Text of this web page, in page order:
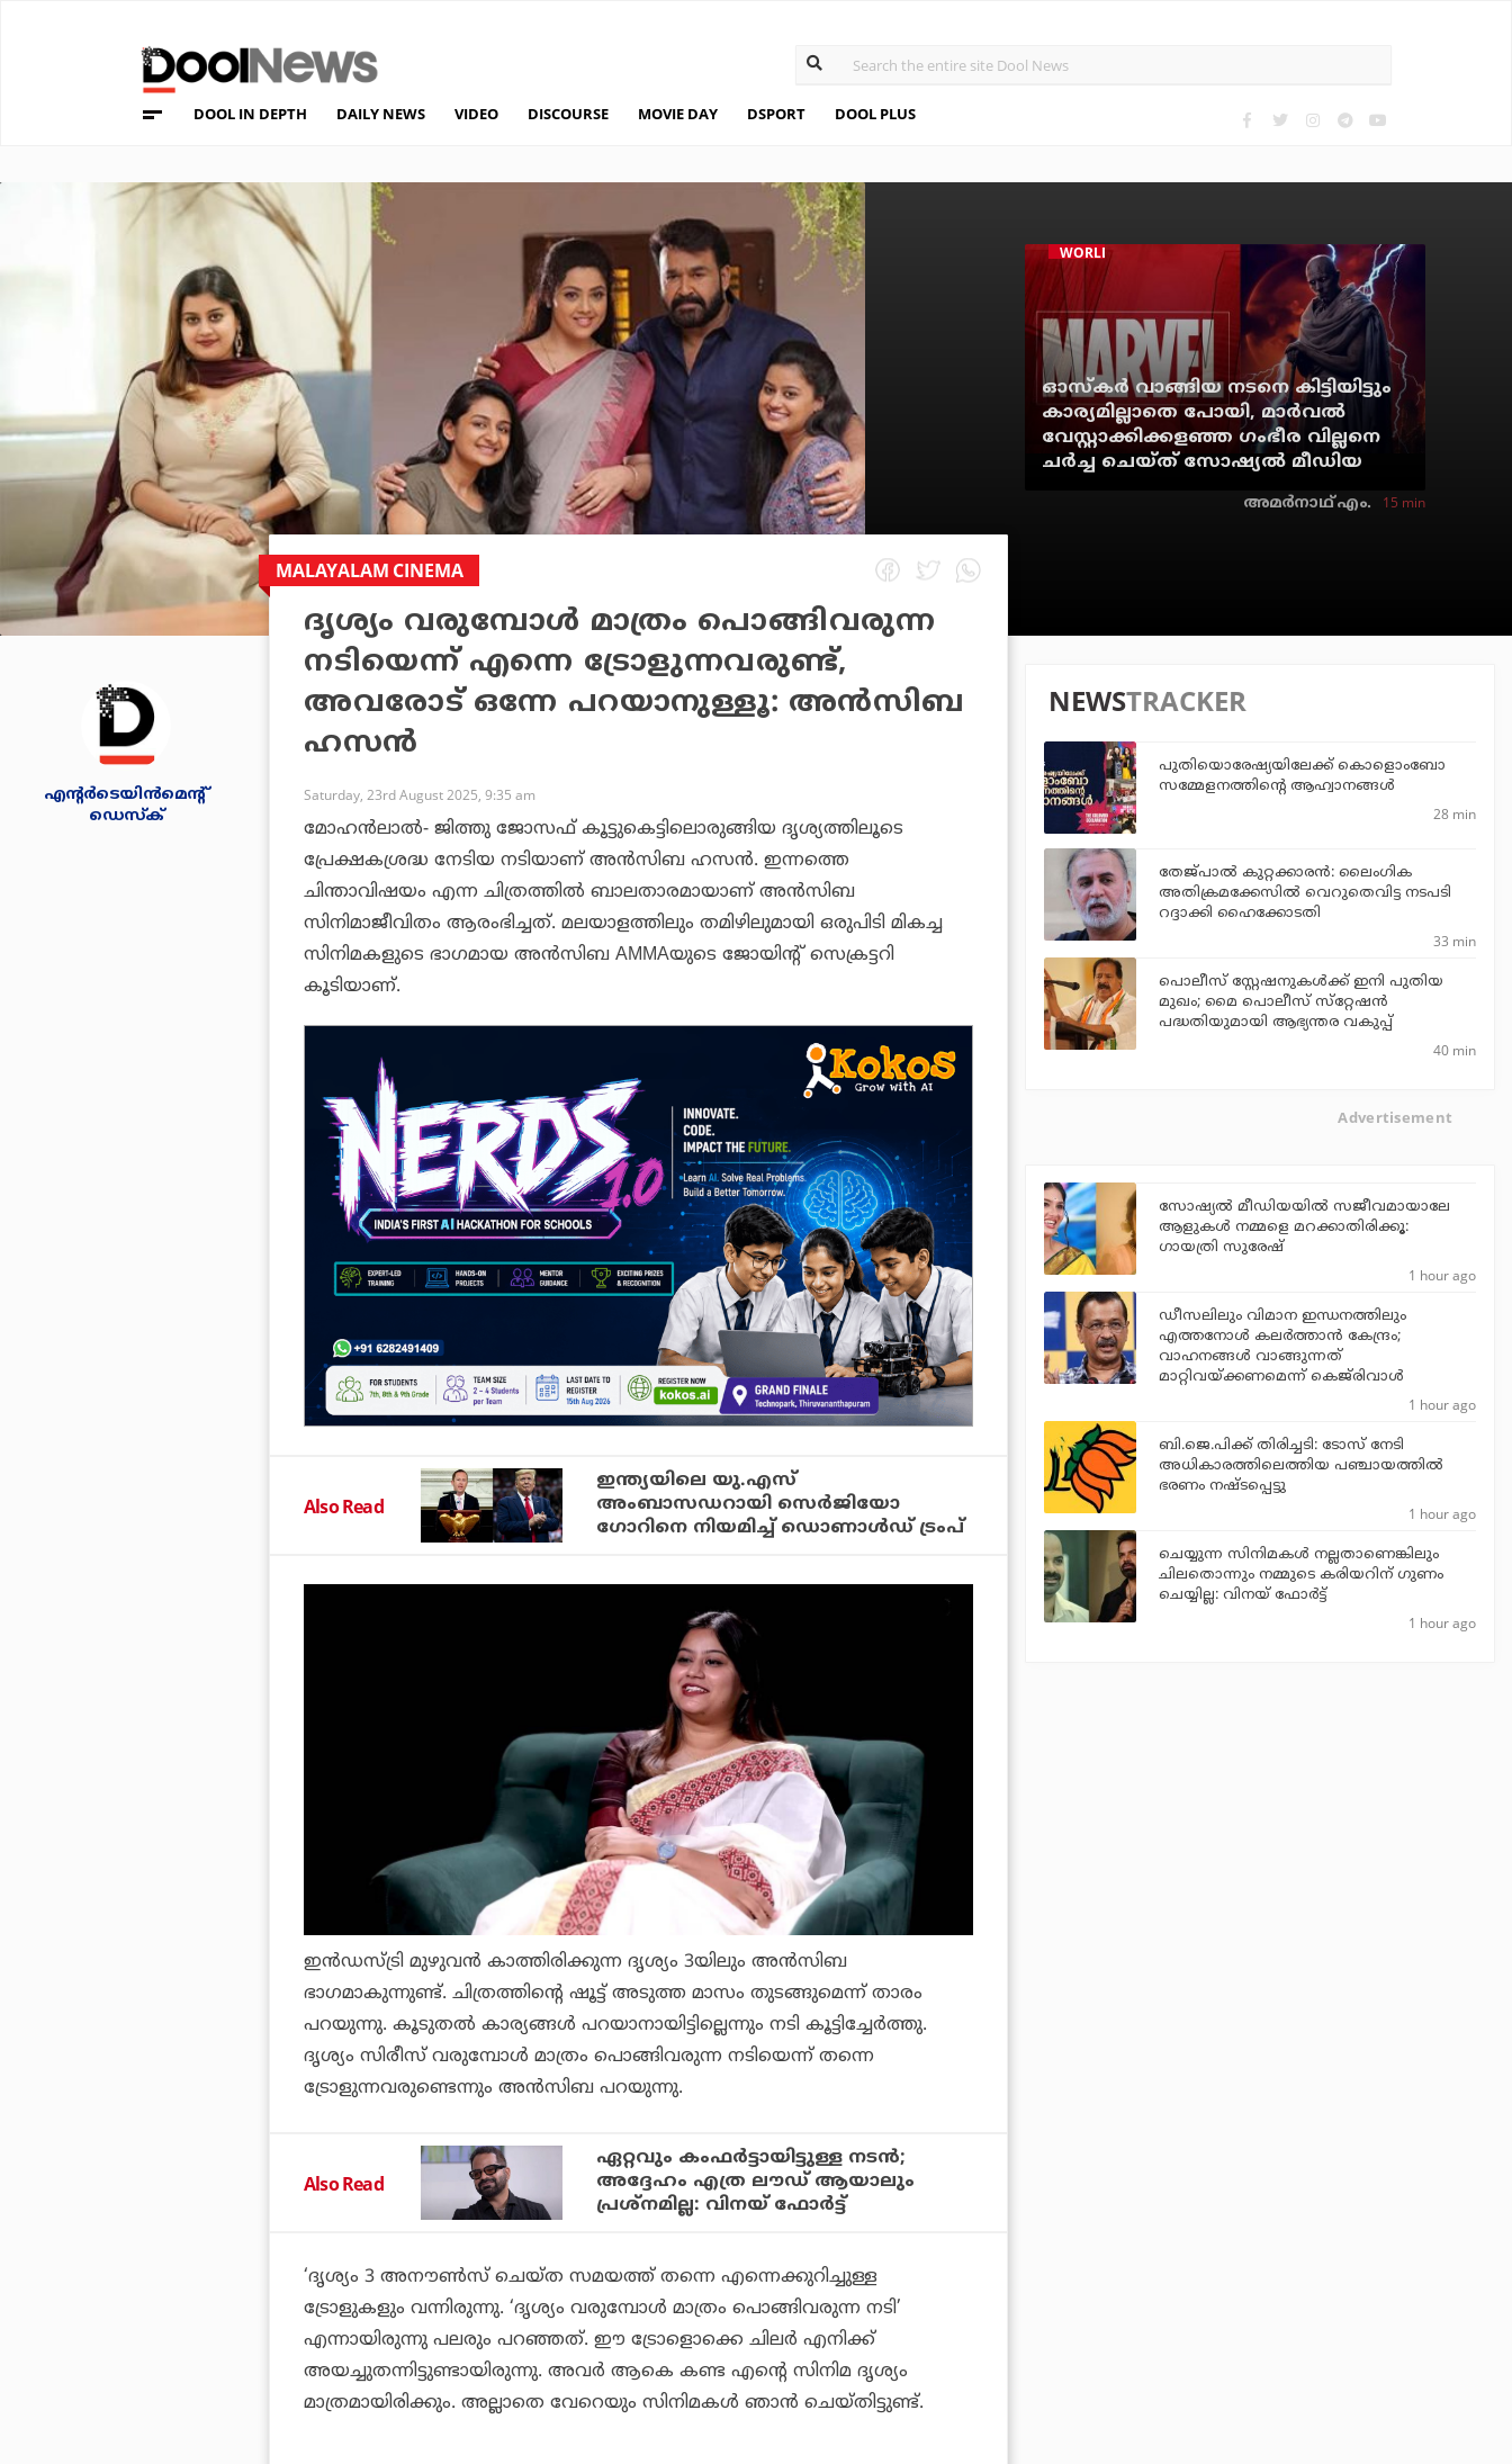
DOOL IN DEPTH DAILY NEWS VIDEO DISCOURSE MOVIE DAY DSPORT DOOL PLUS
WORLD CINEMA
ഓസ്‌കര്‍ വാങ്ങിയ നടനെ കിട്ടിയിട്ടും
കാര്യമില്ലാതെ പോയി, മാര്‍വല്‍
വേസ്റ്റാക്കിക്കളഞ്ഞ ഗംഭീര വില്ലനെ
ചര്‍ച്ച ചെയ്ത് സോഷ്യല്‍ മീഡിയ
അമര്‍നാഥ് എം. 15 min
എന്റര്‍ടെയിന്‍മെന്റ്
ഡെസ്‌ക്
MALAYALAM CINEMA
ദൃശ്യം വരുമ്പോള്‍ മാത്രം പൊങ്ങിവരുന്ന
നടിയെന്ന് എന്നെ ട്രോളുന്നവരുണ്ട്,
അവരോട് ഒന്നേ പറയാനുള്ളൂ: അന്‍സിബ
ഹസന്‍
Saturday, 23rd August 2025, 9:35 am
മോഹന്‍ലാല്‍- ജിത്തു ജോസഫ് കൂട്ടുകെട്ടിലൊരുങ്ങിയ ദൃശ്യത്തിലൂടെ
പ്രേക്ഷകശ്രദ്ധ നേടിയ നടിയാണ് അന്‍സിബ ഹസന്‍. ഇന്നത്തെ
ചിന്താവിഷയം എന്ന ചിത്രത്തില്‍ ബാലതാരമായാണ് അന്‍സിബ
സിനിമാജീവിതം ആരംഭിച്ചത്. മലയാളത്തിലും തമിഴിലുമായി ഒരുപിടി മികച്ച
സിനിമകളുടെ ഭാഗമായ അന്‍സിബ AMMAയുടെ ജോയിന്റ് സെക്രട്ടറി
കൂടിയാണ്.
Also Read
ഇന്ത്യയിലെ യു.എസ്
അംബാസഡറായി സെര്‍ജിയോ
ഗോറിനെ നിയമിച്ച് ഡൊണാള്‍ഡ് ട്രംപ്
ഇന്‍ഡസ്ട്രി മുഴുവന്‍ കാത്തിരിക്കുന്ന ദൃശ്യം 3യിലും അന്‍സിബ
ഭാഗമാകുന്നുണ്ട്. ചിത്രത്തിന്റെ ഷൂട്ട് അടുത്ത മാസം തുടങ്ങുമെന്ന് താരം
പറയുന്നു. കൂടുതല്‍ കാര്യങ്ങള്‍ പറയാനായിട്ടില്ലെന്നും നടി കൂട്ടിച്ചേര്‍ത്തു.
ദൃശ്യം സിരീസ് വരുമ്പോള്‍ മാത്രം പൊങ്ങിവരുന്ന നടിയെന്ന് തന്നെ
ട്രോളുന്നവരുണ്ടെന്നും അന്‍സിബ പറയുന്നു.
Also Read
ഏറ്റവും കംഫർട്ടായിട്ടുള്ള നടൻ;
അദ്ദേഹം എത്ര ലൗഡ് ആയാലും
പ്രശ്നമില്ല: വിനയ് ഫോർട്ട്
‘ദൃശ്യം 3 അനൗണ്‍സ് ചെയ്ത സമയത്ത് തന്നെ എന്നെക്കുറിച്ചുള്ള
ട്രോളുകളും വന്നിരുന്നു. ‘ദൃശ്യം വരുമ്പോള്‍ മാത്രം പൊങ്ങിവരുന്ന നടി’
എന്നായിരുന്നു പലരും പറഞ്ഞത്. ഈ ട്രോളൊക്കെ ചിലര്‍ എനിക്ക്
അയച്ചുതന്നിട്ടുണ്ടായിരുന്നു. അവര്‍ ആകെ കണ്ട എന്റെ സിനിമ ദൃശ്യം
മാത്രമായിരിക്കും. അല്ലാതെ വേറെയും സിനിമകള്‍ ഞാന്‍ ചെയ്തിട്ടുണ്ട്.
NEWSTRACKER
പുതിയൊരേഷ്യയിലേക്ക് കൊളൊംബോ
സമ്മേളനത്തിന്റെ ആഹ്വാനങ്ങള്‍
28 min
തേജ്പാല്‍ കുറ്റക്കാരന്‍: ലൈംഗിക
അതിക്രമക്കേസില്‍ വെറുതെവിട്ട നടപടി
റദ്ദാക്കി ഹൈക്കോടതി
33 min
പൊലീസ് സ്റ്റേഷനുകള്‍ക്ക് ഇനി പുതിയ
മുഖം; മൈ പൊലീസ് സ്‌റ്റേഷന്‍
പദ്ധതിയുമായി ആഭ്യന്തര വകുപ്പ്
40 min
Advertisement
സോഷ്യൽ മീഡിയയിൽ സജീവമായാലേ
ആളുകൾ നമ്മളെ മറക്കാതിരിക്കൂ:
ഗായത്രി സുരേഷ്
1 hour ago
ഡീസലിലും വിമാന ഇന്ധനത്തിലും
എത്തനോള്‍ കലര്‍ത്താന്‍ കേന്ദ്രം;
വാഹനങ്ങള്‍ വാങ്ങുന്നത്
മാറ്റിവയ്ക്കണമെന്ന് കെജ്‌രിവാള്‍
1 hour ago
ബി.ജെ.പിക്ക് തിരിച്ചടി: ടോസ് നേടി
അധികാരത്തിലെത്തിയ പഞ്ചായത്തില്‍
ഭരണം നഷ്ടപ്പെട്ടു
1 hour ago
ചെയ്യുന്ന സിനിമകൾ നല്ലതാണെങ്കിലും
ചിലതൊന്നും നമ്മുടെ കരിയറിന് ഗുണം
ചെയ്യില്ല: വിനയ് ഫോർട്ട്
1 hour ago